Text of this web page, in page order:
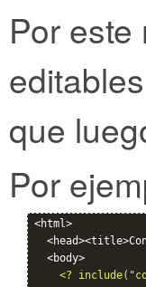
Por
que
Por
<html>
  <body>
<?